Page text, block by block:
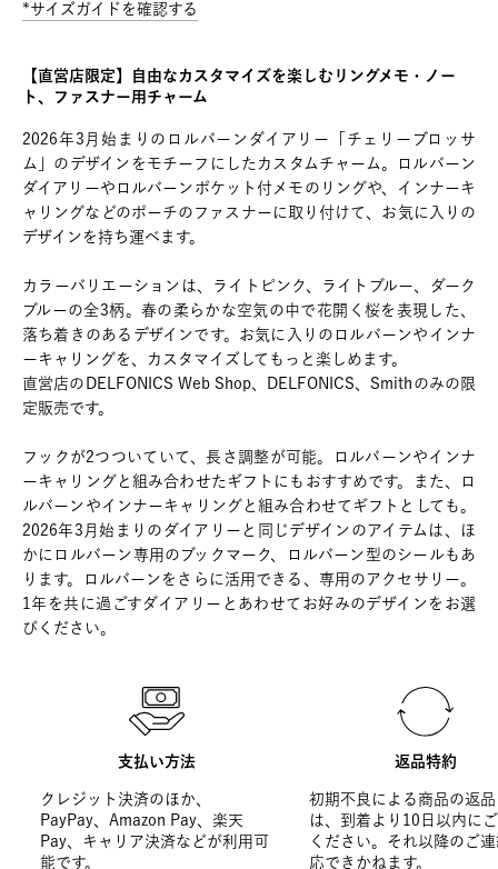
*サイズガイドを確認する
【直営店限定】自由なカスタマイズを楽しむリングメモ・ノー
ト、ファスナー用チャーム
2026年3月始まりのロルバーンダイアリー「チェリーブロッサ
ム」のデザインをモチーフにしたカスタムチャーム。ロルバーン
ダイアリーやロルバーンポケット付メモのリングや、インナーキ
ャリングなどのポーチのファスナーに取り付けて、お気に入りの
デザインを持ち運べます。
カラーバリエーションは、ライトピンク、ライトブルー、ダーク
ブルーの全3柄。春の柔らかな空気の中で花開く桜を表現した、
落ち着きのあるデザインです。お気に入りのロルバーンやインナ
ーキャリングを、カスタマイズしてもっと楽しめます。
直営店のDELFONICS Web Shop、DELFONICS、Smithのみの限
定販売です。
フックが2つついていて、長さ調整が可能。ロルバーンやインナ
ーキャリングと組み合わせたギフトにもおすすめです。また、ロ
ルバーンやインナーキャリングと組み合わせてギフトとしても。
2026年3月始まりのダイアリーと同じデザインのアイテムは、ほ
かにロルバーン専用のブックマーク、ロルバーン型のシールもあ
ります。ロルバーンをさらに活用できる、専用のアクセサリー。
1年を共に過ごすダイアリーとあわせてお好みのデザインをお選
びください。
支払い方法
クレジット決済のほか、
PayPay、Amazon Pay、楽天
Pay、キャリア決済などが利用可
能です。
返品特約
初期不良による商品の返
は、到着より10日以内に
ください。それ以降のご
応できかねます。